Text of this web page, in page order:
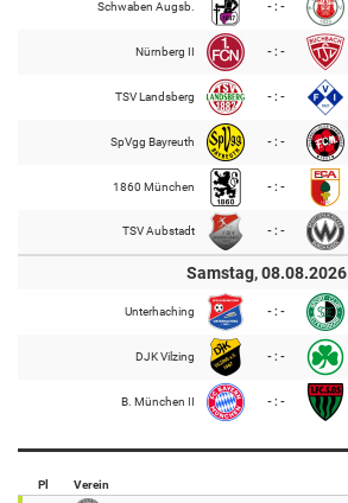
Schwaben Augsb. - : -
Nürnberg II - : -
TSV Landsberg - : -
SpVgg Bayreuth - : -
1860 München - : -
TSV Aubstadt - : -
Samstag, 08.08.2026
Unterhaching - : -
DJK Vilzing - : -
B. München II - : -
Pl Verein